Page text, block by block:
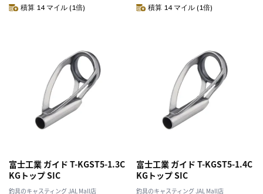
積算 14 マイル (1倍) 積算 14 マイル (1倍)
富士工業 ガイド T-KGST5-1.3C
KGトップ SIC
釣具のキャスティング JAL Mall店
富士工業 ガイド T-KGST5-1.4C
KGトップ SIC
釣具のキャスティング JAL Mall店